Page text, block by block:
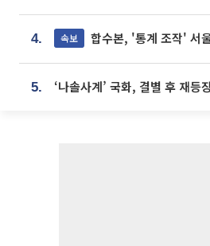
4. 속보 합수본, '통계 조작' 서울·경기·충
5.